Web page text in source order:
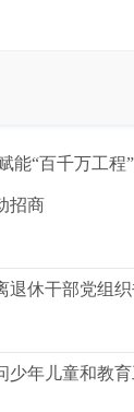
能“百千万工程
招商
退休干部党组
少年儿童和教